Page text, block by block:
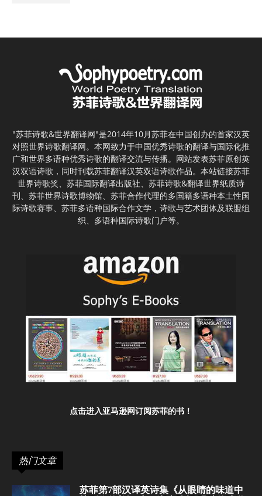
"苏菲诗歌&世界翻译网"是2014年10月苏菲在中国创办的首家汉英
对照世界诗歌翻译网。本网致力于中国优秀诗歌的翻译与国际化推
广和世界多语种优秀诗歌的翻译交流与传播。网站发表苏菲原创英
汉双语诗歌，同时刊载苏菲翻译汉英双语诗歌作品。本站链接苏菲
世界诗歌奖、苏菲国际翻译出版社、苏菲诗歌&翻译世界纸质诗
刊、苏菲世界诗歌博物馆、苏菲合作代理的多国籍多语种本土性国
际诗歌赛事、苏菲多语种国际合作文学，诗歌与艺术团体及联盟组
织、多语种国际诗歌门户等。
点击进入亚马逊网订阅苏菲的书！
热门文章
苏菲第7部汉译英诗集《从眼睛的味道中